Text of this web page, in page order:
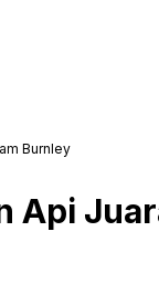
Burnley
Api